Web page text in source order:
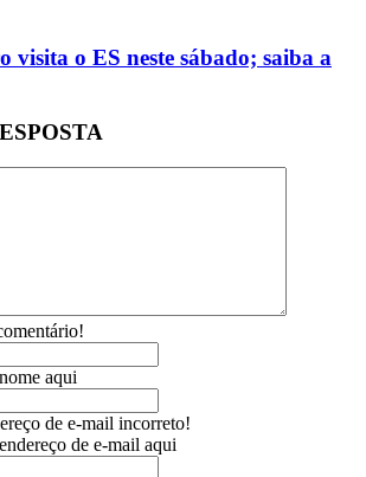
visita o ES neste sábado; saiba a
aqui
de e-mail incorreto!
de e-mail aqui